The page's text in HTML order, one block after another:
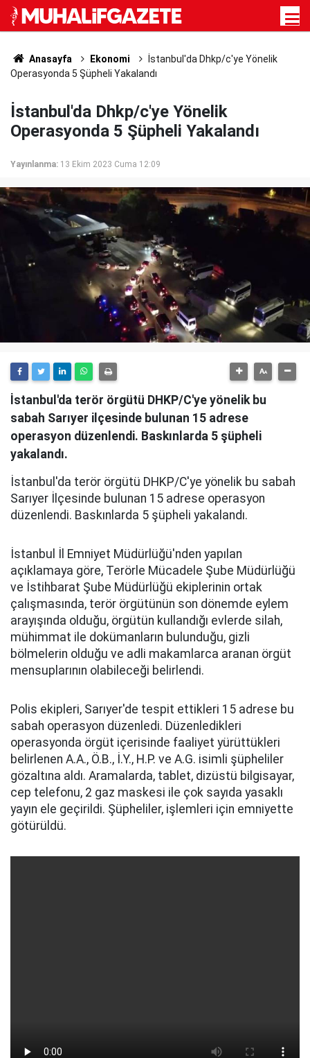
Anasayfa Ekonomi
İstanbul'da Dhkp/c'ye Yönelik
Operasyonda 5 Şüpheli Yakalandı
İstanbul'da Dhkp/c'ye Yönelik
Operasyonda 5 Şüpheli Yakalandı
Yayınlanma: 13 Ekim 2023 Cuma 12:09
İstanbul'da terör örgütü DHKP/C'ye yönelik bu
sabah Sarıyer ilçesinde bulunan 15 adrese
operasyon düzenlendi. Baskınlarda 5 şüpheli
yakalandı.
İstanbul'da terör örgütü DHKP/C'ye yönelik bu sabah
Sarıyer İlçesinde bulunan 15 adrese operasyon
düzenlendi. Baskınlarda 5 şüpheli yakalandı.
İstanbul İl Emniyet Müdürlüğü'nden yapılan
açıklamaya göre, Terörle Mücadele Şube Müdürlüğü
ve İstihbarat Şube Müdürlüğü ekiplerinin ortak
çalışmasında, terör örgütünün son dönemde eylem
arayışında olduğu, örgütün kullandığı evlerde silah,
mühimmat ile dokümanların bulunduğu, gizli
bölmelerin olduğu ve adli makamlarca aranan örgüt
mensuplarının olabileceği belirlendi.
Polis ekipleri, Sarıyer'de tespit ettikleri 15 adrese bu
sabah operasyon düzenledi. Düzenledikleri
operasyonda örgüt içerisinde faaliyet yürüttükleri
belirlenen A.A., Ö.B., İ.Y., H.P. ve A.G. isimli şüpheliler
gözaltına aldı. Aramalarda, tablet, dizüstü bilgisayar,
cep telefonu, 2 gaz maskesi ile çok sayıda yasaklı
yayın ele geçirildi. Şüpheliler, işlemleri için emniyette
götürüldü.